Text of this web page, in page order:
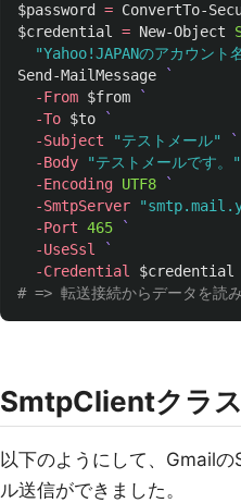
$password
= ConvertTo-
$credential
= New-Object
"Yahoo!JAPANのアカウント
Send-MailMessage
-From $from
-To $to
-Subject
"テストメール"
-Body
"テストメールです。"
-Encoding UTF8
-SmtpServer
-Port 465
-UseSsl
-Credential
$credential
# => 転送接続からデータを
SmtpClientクラス
以下のようにして、Gmail
ル送信ができました。